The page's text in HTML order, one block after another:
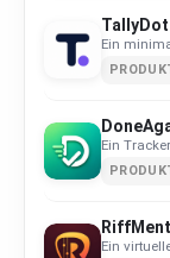
TallyDot
Ein
Ein
Ein